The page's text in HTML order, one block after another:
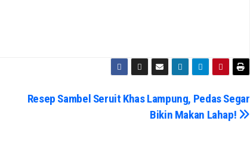
Resep Sambel Seruit Khas Lampung, Pedas Segar
Bikin Makan Lahap!